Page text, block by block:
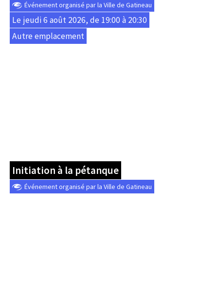
Événement organisé par la Ville de Gatineau
Le jeudi 6 août 2026, de 19:00 à 20:30
Autre emplacement
Initiation à la pétanque
Événement organisé par la Ville de Gatineau